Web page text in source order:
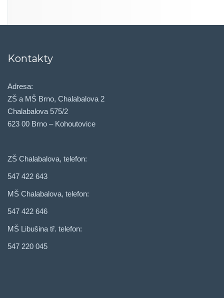
Kontakty
Adresa:
ZŠ a MŠ Brno, Chalabalova 2
Chalabalova 575/2
623 00 Brno – Kohoutovice
ZŠ Chalabalova, telefon:
547 422 643
MŠ Chalabalova, telefon:
547 422 646
MŠ Libušina tř. telefon:
547 220 045